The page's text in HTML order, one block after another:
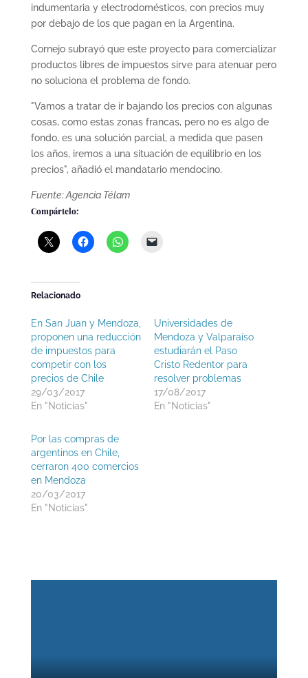
indumentaria y electrodomésticos, con precios muy
por debajo de los que pagan en la Argentina.
Cornejo subrayó que este proyecto para comercializar
productos libres de impuestos sirve para atenuar pero
no soluciona el problema de fondo.
"Vamos a tratar de ir bajando los precios con algunas
cosas, como estas zonas francas, pero no es algo de
fondo, es una solución parcial, a medida que pasen
los años, iremos a una situación de equilibrio en los
precios", añadió el mandatario mendocino.
Fuente: Agencia Télam
Compártelo:
Relacionado
En San Juan y Mendoza,
proponen una reducción
de impuestos para
competir con los
precios de Chile
29/03/2017
En "Noticias"
Universidades de
Mendoza y Valparaíso
estudiarán el Paso
Cristo Redentor para
resolver problemas
17/08/2017
En "Noticias"
Por las compras de
argentinos en Chile,
cerraron 400 comercios
en Mendoza
20/03/2017
En "Noticias"